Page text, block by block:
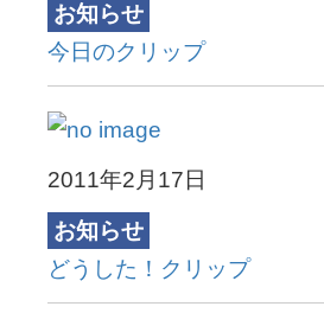
お知らせ
今日のクリップ
2011年2月17日
お知らせ
どうした！クリップ